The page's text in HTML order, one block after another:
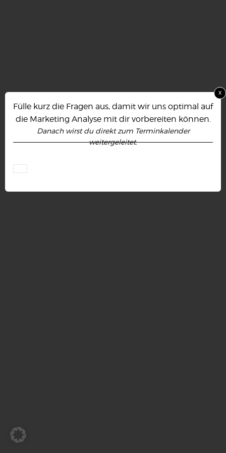
Fülle kurz die Fragen aus, damit wir uns optimal auf
die Marketing Analyse mit dir vorbereiten können.
Danach wirst du direkt zum Terminkalender
weitergeleitet.
x